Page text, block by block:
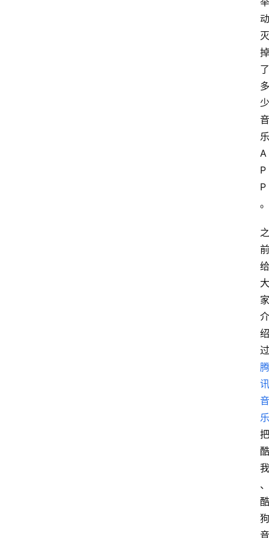
动
灭
掉
了
多
少
音
乐
A
P
P
。
之
前
给
大
家
介
绍
过
腾
讯
音
乐
把
酷
我
、
酷
狗
音